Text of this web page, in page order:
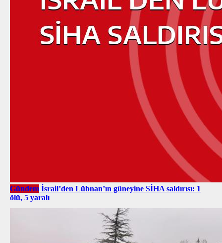
Gündem İsrail’den Lübnan’ın güneyine SİHA saldırısı: 1
ölü, 5 yaralı